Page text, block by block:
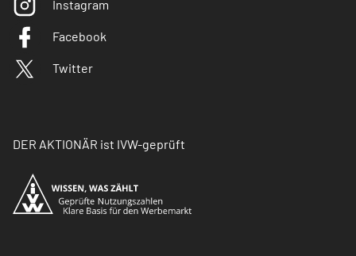
Instagram
Facebook
Twitter
DER AKTIONÄR ist IVW-geprüft